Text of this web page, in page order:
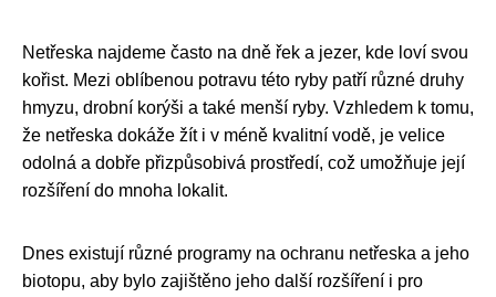
Netřeska najdeme často na dně řek a jezer, kde loví svou
kořist. Mezi oblíbenou potravu této ryby patří různé druhy
hmyzu, drobní korýši a také menší ryby. Vzhledem k tomu,
že netřeska dokáže žít i v méně kvalitní vodě, je velice
odolná a dobře přizpůsobivá prostředí, což umožňuje její
rozšíření do mnoha lokalit.
Dnes existují různé programy na ochranu netřeska a jeho
biotopu, aby bylo zajištěno jeho další rozšíření i pro